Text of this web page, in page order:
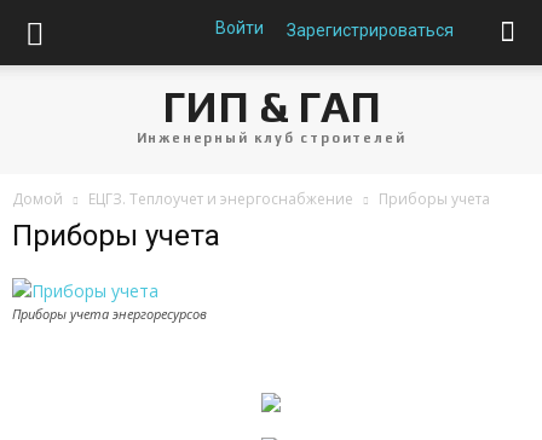
Войти Зарегистрироваться
ГИП & ГАП
Инженерный клуб строителей
Домой ЕЦГЗ. Теплоучет и энергоснабжение Приборы учета
Приборы учета
Приборы учета энергоресурсов